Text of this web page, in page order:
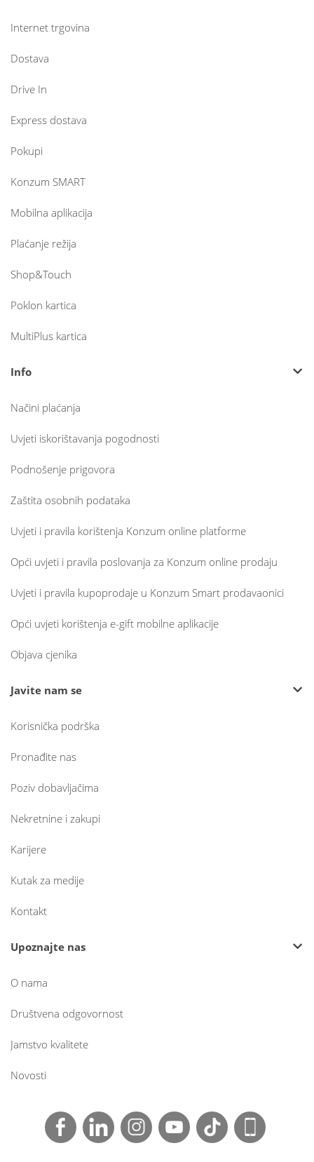
Internet trgovina
Dostava
Drive In
Express dostava
Pokupi
Konzum SMART
Mobilna aplikacija
Plaćanje režija
Shop&Touch
Poklon kartica
MultiPlus kartica
Info
Načini plaćanja
Uvjeti iskorištavanja pogodnosti
Podnošenje prigovora
Zaštita osobnih podataka
Uvjeti i pravila korištenja Konzum online platforme
Opći uvjeti i pravila poslovanja za Konzum online prodaju
Uvjeti i pravila kupoprodaje u Konzum Smart prodavaonici
Opći uvjeti korištenja e-gift mobilne aplikacije
Objava cjenika
Javite nam se
Korisnička podrška
Pronađite nas
Poziv dobavljačima
Nekretnine i zakupi
Karijere
Kutak za medije
Kontakt
Upoznajte nas
O nama
Društvena odgovornost
Jamstvo kvalitete
Novosti